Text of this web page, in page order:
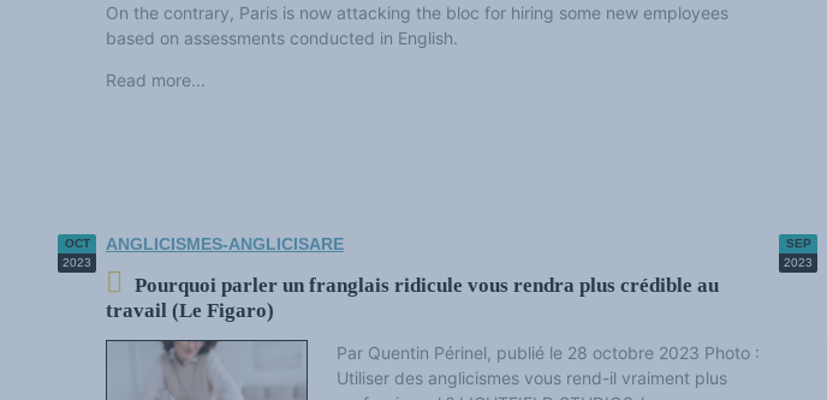
On the contrary, Paris is now attacking the bloc for hiring some new employees
based on assessments conducted in English.
Read more...
OCT
2023
ANGLICISMES-ANGLICISARE
Pourquoi parler un franglais ridicule vous rendra plus crédible au
travail (Le Figaro)
Par Quentin Périnel, publié le 28 octobre 2023 Photo :
Utiliser des anglicismes vous rend-il vraiment plus
SEP
2023